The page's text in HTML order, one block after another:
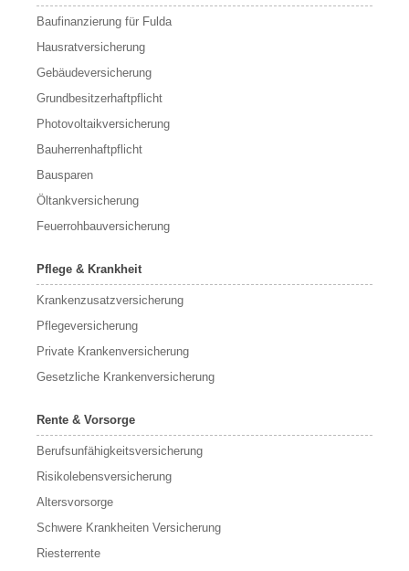
Baufinanzierung für Fulda
Hausratversicherung
Gebäudeversicherung
Grundbesitzerhaftpflicht
Photovoltaikversicherung
Bauherrenhaftpflicht
Bausparen
Öltankversicherung
Feuerrohbauversicherung
Pflege & Krankheit
Krankenzusatzversicherung
Pflegeversicherung
Private Krankenversicherung
Gesetzliche Krankenversicherung
Rente & Vorsorge
Berufs­unfähigkeitsversicherung
Risikolebensversicherung
Altersvorsorge
Schwere Krankheiten Versicherung
Riesterrente